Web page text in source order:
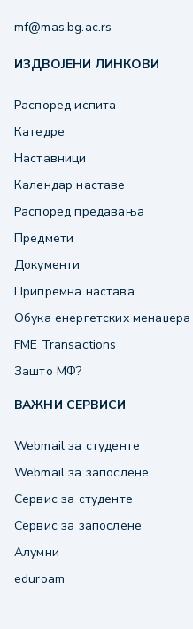
mf@mas.bg.ac.rs
ИЗДВОЈЕНИ ЛИНКОВИ
Распоред испита
Катедре
Наставници
Календар наставе
Распоред предавања
Предмети
Документи
Припремна настава
Обука енергетских менаџера
FME Transactions
Зашто МФ?
ВАЖНИ СЕРВИСИ
Webmail за студенте
Webmail за запослене
Сервис за студенте
Сервис за запослене
Алумни
eduroam